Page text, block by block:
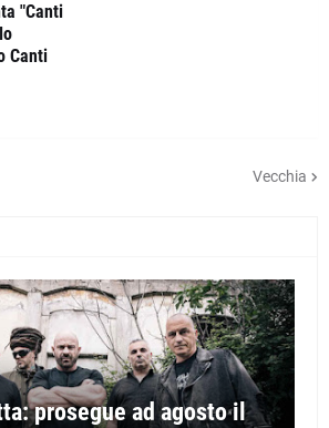
"Canti
Canti
Vecchia
prosegue ad agosto il